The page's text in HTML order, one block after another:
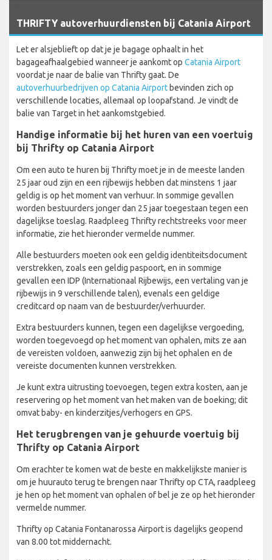
THRIFTY autoverhuurdiensten bij Catania Airport
Let er alsjeblieft op dat je je bagage ophaalt in het
bagageafhaalgebied wanneer je aankomt op Catania Airport
voordat je naar de balie van Thrifty gaat. De
autoverhuurbedrijven op Catania Airportbevinden zich op
verschillende locaties, allemaal op loopafstand. Je vindt de
balie van Target in het aankomstgebied.
Handige informatie bij het huren van een voertuig
bij Thrifty op Catania Airport
Om een auto te huren bij Thrifty moet je in de meeste landen
25 jaar oud zijn en een rijbewijs hebben dat minstens 1 jaar
geldig is op het moment van verhuur. In sommige gevallen
worden bestuurders jonger dan 25 jaar toegestaan tegen een
dagelijkse toeslag. Raadpleeg Thrifty rechtstreeks voor meer
informatie, zie het hieronder vermelde nummer.
Alle bestuurders moeten ook een geldig identiteitsdocument
verstrekken, zoals een geldig paspoort, en in sommige
gevallen een IDP (Internationaal Rijbewijs, een vertaling van je
rijbewijs in 9 verschillende talen), evenals een geldige
creditcard op naam van de bestuurder/verhuurder.
Extra bestuurders kunnen, tegen een dagelijkse vergoeding,
worden toegevoegd op het moment van ophalen, mits ze aan
de vereisten voldoen, aanwezig zijn bij het ophalen en de
vereiste documenten kunnen verstrekken.
Je kunt extra uitrusting toevoegen, tegen extra kosten, aan je
reservering op het moment van het maken van de boeking; dit
omvat baby- en kinderzitjes/verhogers en GPS.
Het terugbrengen van je gehuurde voertuig bij
Thrifty op Catania Airport
Om erachter te komen wat de beste en makkelijkste manier is
om je huurauto terug te brengen naar Thrifty op CTA, raadpleeg
je hen op het moment van ophalen of bel je ze op het hieronder
vermelde nummer.
Thrifty op Catania Fontanarossa Airport is dagelijks geopend
van 8.00 tot middernacht.